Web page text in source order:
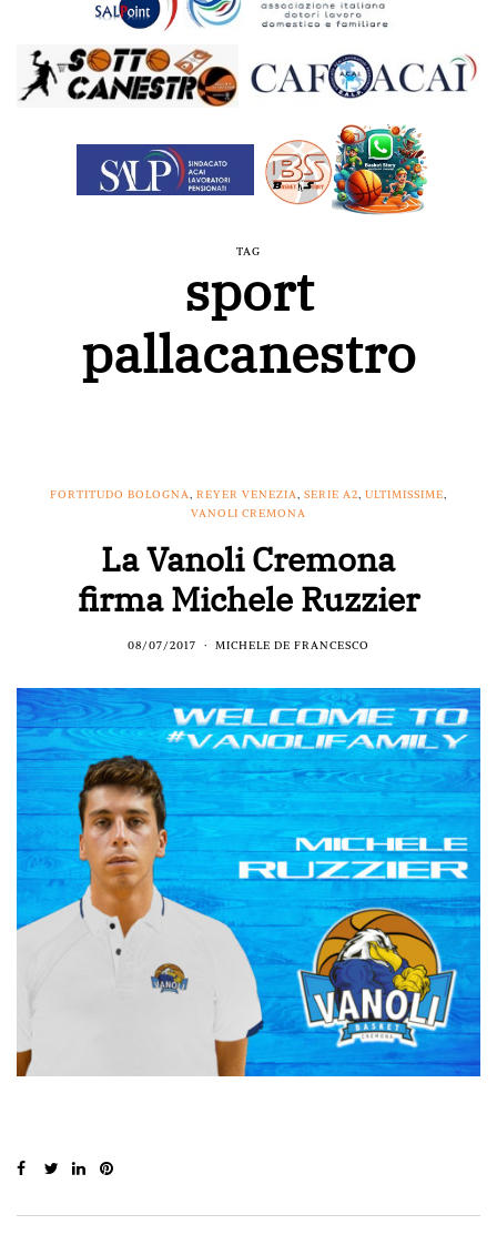
TAG
sport
pallacanestro
FORTITUDO BOLOGNA, REYER VENEZIA, SERIE A2, ULTIMISSIME,
VANOLI CREMONA
La Vanoli Cremona
firma Michele Ruzzier
08/07/2017 MICHELE DE FRANCESCO